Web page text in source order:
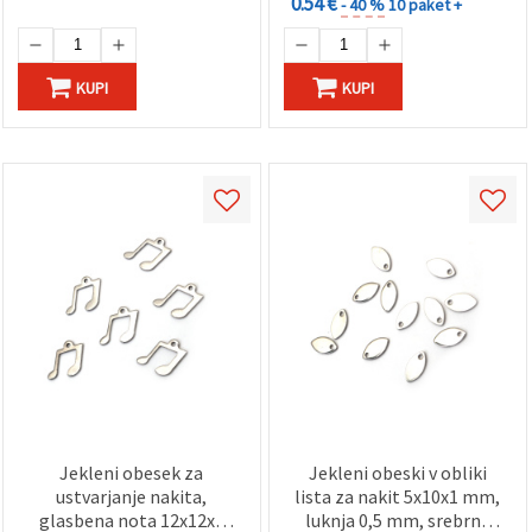
KUPI KUPI
Jekleni obesek za
ustvarjanje nakita,
glasbena nota 12x12x1
Jekleni obeski v obliki
lista za nakit 5x10x1 mm,
luknja 0,5 mm, srebrne